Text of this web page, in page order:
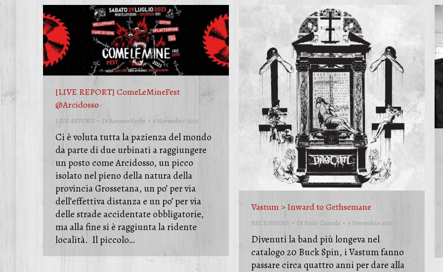
[LIVE REPORT] ComeLeMineFest
@Arcidosso
LIVE REPORT DiAntonio Sechi 9 Novembre 2023
Ci è voluta tutta la pazienza del mondo
da parte di due urbinati a raggiungere
un posto come Arcidosso, un picco
isolato nel pieno della natura della
provincia Grossetana, un po’ per via
dell’effettiva distanza e un po’ per via
delle strade accidentate obbligatorie,
ma alla fine si è raggiunta la ridente
località. Il piccolo…
Vastum > Inward to Gethsemane
RECENSIONI Di Paolo Cazzola 9 Novembre 2023
Divenuti la band più longeva nel
catalogo 20 Buck Spin, i Vastum fanno
passare circa quattro anni per dare alla